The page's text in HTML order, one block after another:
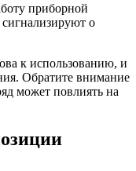
приборной
о
к использованию, и
Обратите внимание
может повлиять на